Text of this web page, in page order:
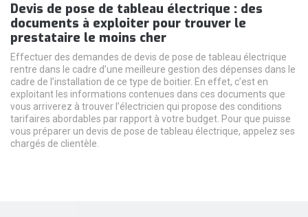
Devis de pose de tableau électrique : des
documents à exploiter pour trouver le
prestataire le moins cher
Effectuer des demandes de devis de pose de tableau électrique
rentre dans le cadre d’une meilleure gestion des dépenses dans le
cadre de l’installation de ce type de boitier. En effet, c’est en
exploitant les informations contenues dans ces documents que
vous arriverez à trouver l’électricien qui propose des conditions
tarifaires abordables par rapport à votre budget. Pour que puisse
vous préparer un devis de pose de tableau électrique, appelez ses
chargés de clientèle.